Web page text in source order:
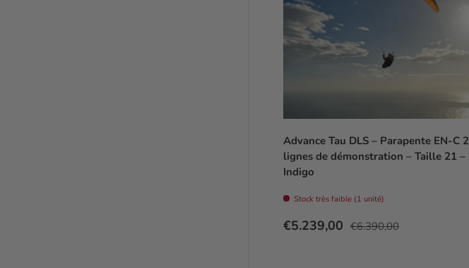
Advance Tau DLS – Parapente EN-C 2
lignes de démonstration – Taille 21 –
Indigo
Stock très faible (1 unité)
Prix soldé
€5.239,00 Prix habituel
€6.390,00